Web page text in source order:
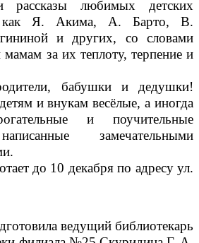
рассказы любимых детских
как Я. Акима, А. Барто, В.
и других, со словами
за их теплоту, терпение и
бабушки и дедушки!
и внукам весёлые, а иногда
и поучительные
замечательными
до 10 декабря по адресу ул.
ведущий библиотекарь